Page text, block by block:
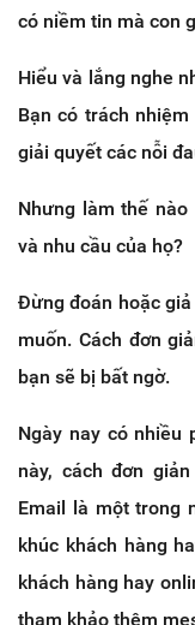
có niềm tin mà con
Hiểu và lắng nghe
Bạn có trách
giải quyết các nỗi
Nhưng làm thế
và nhu cầu của họ?
Đừng đoán hoặc
muốn. Cách đơn
bạn sẽ bị bất ngờ.
Ngày nay có nhiều
này, cách đơn
Email là một trong
khúc khách hàng
khách hàng hay
tham khảo thêm